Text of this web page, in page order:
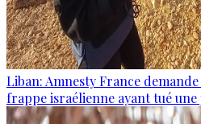
Liban: Amnesty France
frappe israélienne ayant tué